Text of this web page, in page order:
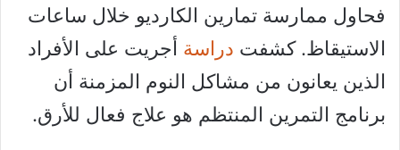
فحاول ممارسة تمارين الكارديو خلال ساعات
الاستيقاظ. كشفت دراسة أجريت على الأفراد
الذين يعانون من مشاكل النوم المزمنة أن
برنامج التمرين المنتظم هو علاج فعال للأرق.